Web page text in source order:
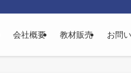
会社概要 教材販売 お問